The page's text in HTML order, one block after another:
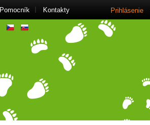
Pomocník Kontakty Prihlásenie
cz